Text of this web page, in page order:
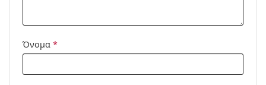
Ναι
Άλλα
Τύπος:
Unisex
Όνομα *